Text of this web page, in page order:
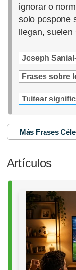
ignorar o
solo pospone
llegan, suelen
Joseph
Frases sobre
Tuitear
Más Frases
Artículos